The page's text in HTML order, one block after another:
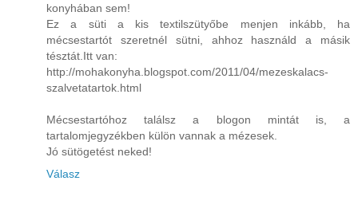
konyhában sem!
Ez a süti a kis textilszütyőbe menjen inkább, ha
mécsestartót szeretnél sütni, ahhoz használd a másik
tésztát.Itt van:
http://mohakonyha.blogspot.com/2011/04/mezeskalacs-
szalvetatartok.html
Mécsestartóhoz találsz a blogon mintát is, a
tartalomjegyzékben külön vannak a mézesek.
Jó sütögetést neked!
Válasz